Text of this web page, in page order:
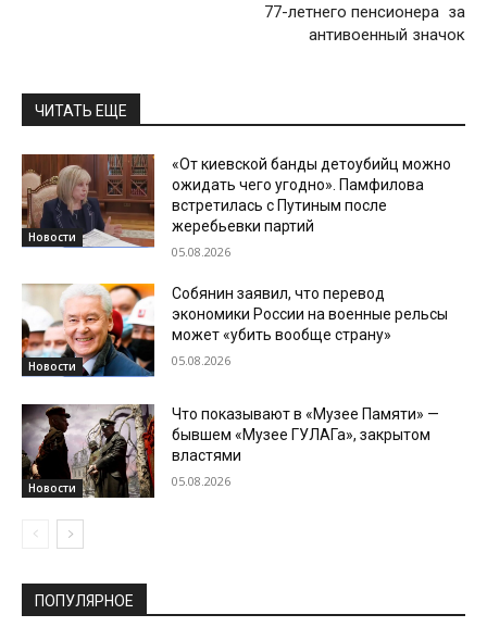
77-летнего пенсионера за
антивоенный значок
ЧИТАТЬ ЕЩЕ
Новости
«От киевской банды детоубийц можно
ожидать чего угодно». Памфилова
встретилась с Путиным после
жеребьевки партий
05.08.2026
Новости
Собянин заявил, что перевод
экономики России на военные рельсы
может «убить вообще страну»
05.08.2026
Новости
Что показывают в «Музее Памяти» —
бывшем «Музее ГУЛАГа», закрытом
властями
05.08.2026
ПОПУЛЯРНОЕ